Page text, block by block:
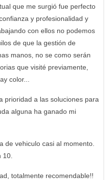
que me surgió fue perfecto
y profesionalidad y
con ellos no podemos
de que la gestión de
manos, no se como serán
que visité previamente,
color...
prioridad a las soluciones para
alguna ha ganado mi
de vehiculo casi al momento.
totalmente recomendable!!